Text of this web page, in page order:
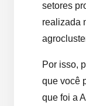
setores
realizada
Por isso,
que você
que foi a